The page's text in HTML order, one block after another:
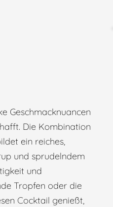
Geschmacknuancen
Die Kombination
ein reiches,
und sprudelndem
und
Tropfen oder die
Cocktail genießt,